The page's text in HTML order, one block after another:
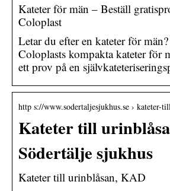
Kateter för män – Beställ
Coloplast
Letar du efter en kateter för
Coloplasts kompakta kateter för
ett prov på en
http s://www.sodertaljesjukhus.se › kateter-
Kateter till
Södertälje sjukhus
Kateter till urinblåsan, KAD